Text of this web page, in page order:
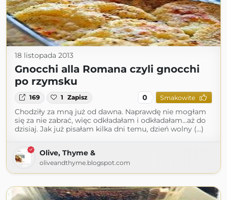
18 listopada 2013
Gnocchi alla Romana czyli gnocchi
po rzymsku
169 1 Zapisz 0 Smakowite
Chodziły za mną już od dawna. Naprawdę nie mogłam
się za nie zabrać, więc odkładałam i odkładałam...aż do
dzisiaj. Jak już pisałam kilka dni temu, dzień wolny (...)
Olive, Thyme &
oliveandthyme.blogspot.com